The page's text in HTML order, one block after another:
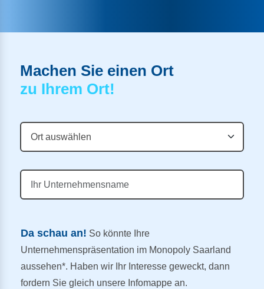
Machen Sie einen Ort
zu Ihrem Ort!
Da schau an! So könnte Ihre
Unternehmenspräsentation im Monopoly Saarland
aussehen*. Haben wir Ihr Interesse geweckt, dann
fordern Sie gleich unsere Infomappe an.